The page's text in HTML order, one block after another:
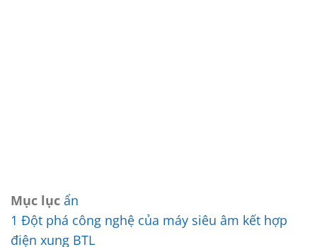
Mục lục ẩn
1 Đột phá công nghệ của máy siêu âm kết hợp
điện xung BTL